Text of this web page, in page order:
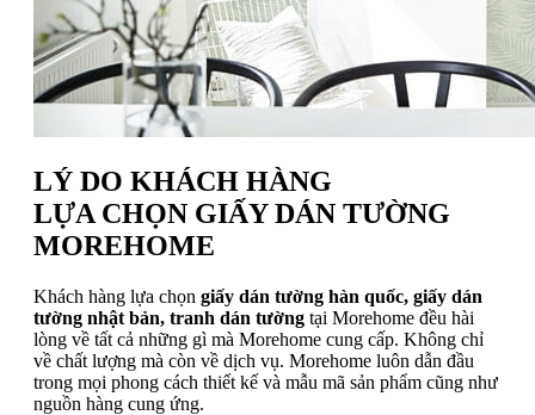
LÝ DO KHÁCH HÀNG
LỰA CHỌN GIẤY DÁN TƯỜNG
MOREHOME
Khách hàng lựa chọn giấy dán tường hàn quốc, giấy dán
tường nhật bản, tranh dán tường tại Morehome đều hài
lòng về tất cả những gì mà Morehome cung cấp. Không chỉ
về chất lượng mà còn về dịch vụ. Morehome luôn dẫn đầu
trong mọi phong cách thiết kế và mẫu mã sản phẩm cũng như
nguồn hàng cung ứng.